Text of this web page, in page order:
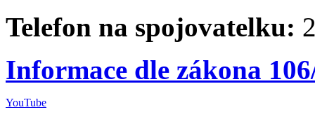
Telefon na spojovatelku:
Informace dle zákona
YouTube